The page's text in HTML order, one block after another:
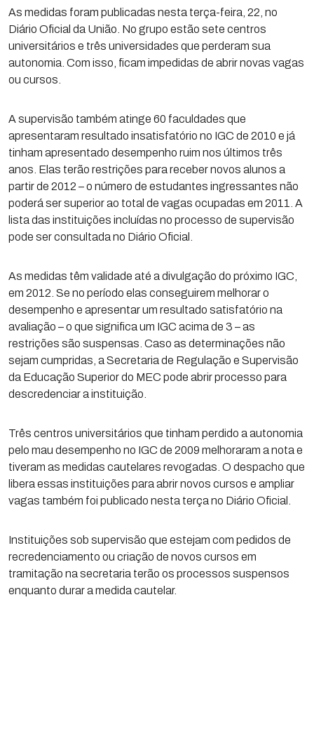
As medidas foram publicadas nesta terça-feira, 22, no
Diário Oficial da União. No grupo estão sete centros
universitários e três universidades que perderam sua
autonomia. Com isso, ficam impedidas de abrir novas vagas
ou cursos.
A supervisão também atinge 60 faculdades que
apresentaram resultado insatisfatório no IGC de 2010 e já
tinham apresentado desempenho ruim nos últimos três
anos. Elas terão restrições para receber novos alunos a
partir de 2012 – o número de estudantes ingressantes não
poderá ser superior ao total de vagas ocupadas em 2011. A
lista das instituições incluídas no processo de supervisão
pode ser consultada no Diário Oficial.
As medidas têm validade até a divulgação do próximo IGC,
em 2012. Se no período elas conseguirem melhorar o
desempenho e apresentar um resultado satisfatório na
avaliação – o que significa um IGC acima de 3 – as
restrições são suspensas. Caso as determinações não
sejam cumpridas, a Secretaria de Regulação e Supervisão
da Educação Superior do MEC pode abrir processo para
descredenciar a instituição.
Três centros universitários que tinham perdido a autonomia
pelo mau desempenho no IGC de 2009 melhoraram a nota e
tiveram as medidas cautelares revogadas. O despacho que
libera essas instituições para abrir novos cursos e ampliar
vagas também foi publicado nesta terça no Diário Oficial.
Instituições sob supervisão que estejam com pedidos de
recredenciamento ou criação de novos cursos em
tramitação na secretaria terão os processos suspensos
enquanto durar a medida cautelar.